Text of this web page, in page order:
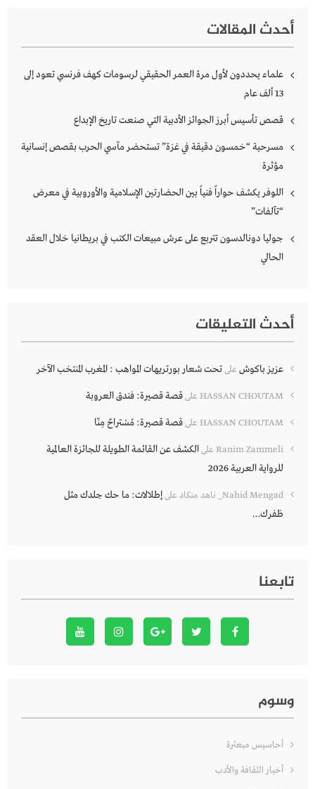
أحدث المقالات
علماء يحددون لأول مرة العمر الحقيقي لرسومات كهف فرنسي تعود إلى
13 ألف عام
قصص تأسيس أبرز الجوائز الأدبية التي صنعت تاريخ الإبداع
مسرحية “خمسون دقيقة في غزة” تستحضر مآسي الحرب بقصص إنسانية
مؤثرة
اللوفر يكشف حواراً فنياً بين الحضارتين الإسلامية والأوروبية في معرض
“تآلفات”
جوليا دونالدسون تتربع على عرش مبيعات الكتب في بريطانيا خلال العقد
الحالي
أحدث التعليقات
عزيز باكوش علىتحت شعار بورتريهات المواهب : المغرب المنتخب الآخر
HASSAN CHOUTAM علىقصة قصيرة: فندق العروبة
HASSAN CHOUTAM علىقصة قصيرة: مُسْتراحٌ مِنّا
Ranim Zammeli علىالكشف عن القائمة الطويلة للجائزة العالمية
للرواية العربية 2026
Nahid Mengad_ ناهد منكاد علىإطلالات: ما حك جلدك مثل
ظفرك…
تابعنا
وسوم
أحاسيس مبعثرة
أخبار الثقافة والأدب